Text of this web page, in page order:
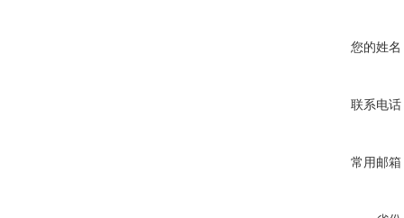
您的姓名
联系电话
常用邮箱